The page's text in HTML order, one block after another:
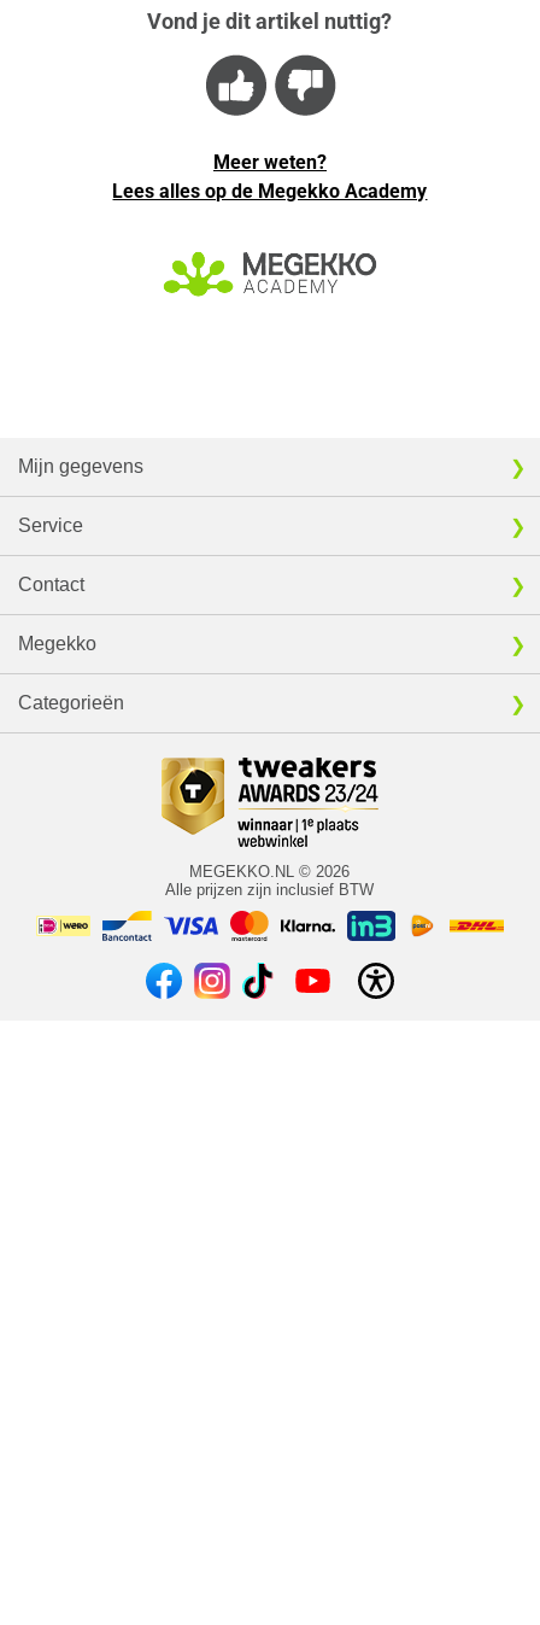
Vond je dit artikel nuttig?
Meer weten?
Lees alles op de Megekko Academy
Mijn gegevens
Service
Contact
Megekko
Categorieën
MEGEKKO.NL © 2026
Alle prijzen zijn inclusief BTW